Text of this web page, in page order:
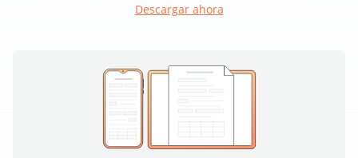
Descargar ahora